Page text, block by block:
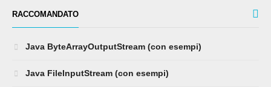
RACCOMANDATO
Java ByteArrayOutputStream (con esempi)
Java FileInputStream (con esempi)